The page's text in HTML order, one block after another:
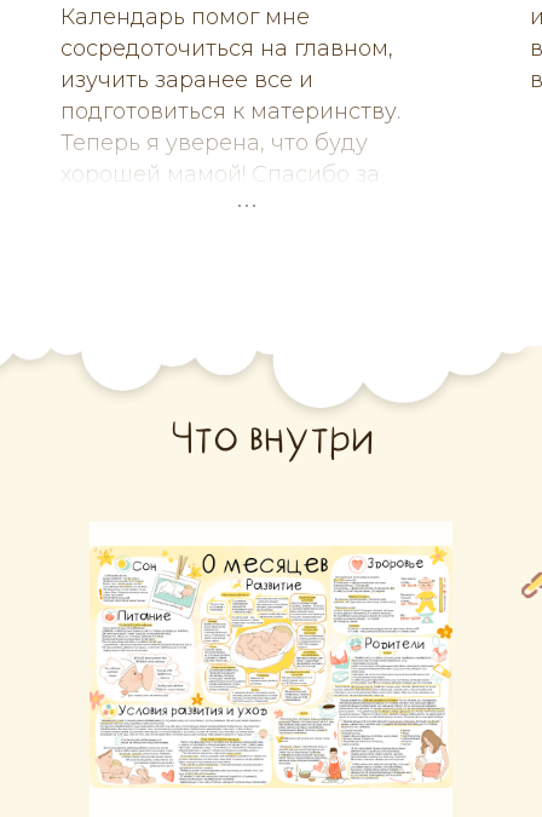
Календарь помог мне
сосредоточиться на главном,
изучить заранее все и
подготовиться к материнству.
Теперь я уверена, что буду
хорошей мамой! Спасибо за
такую кладезь информации.
Что внутри